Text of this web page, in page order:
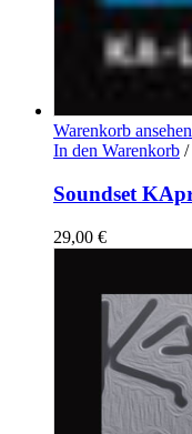
Warenkorb ansehen
In den Warenkorb /
Soundset
29,00 €